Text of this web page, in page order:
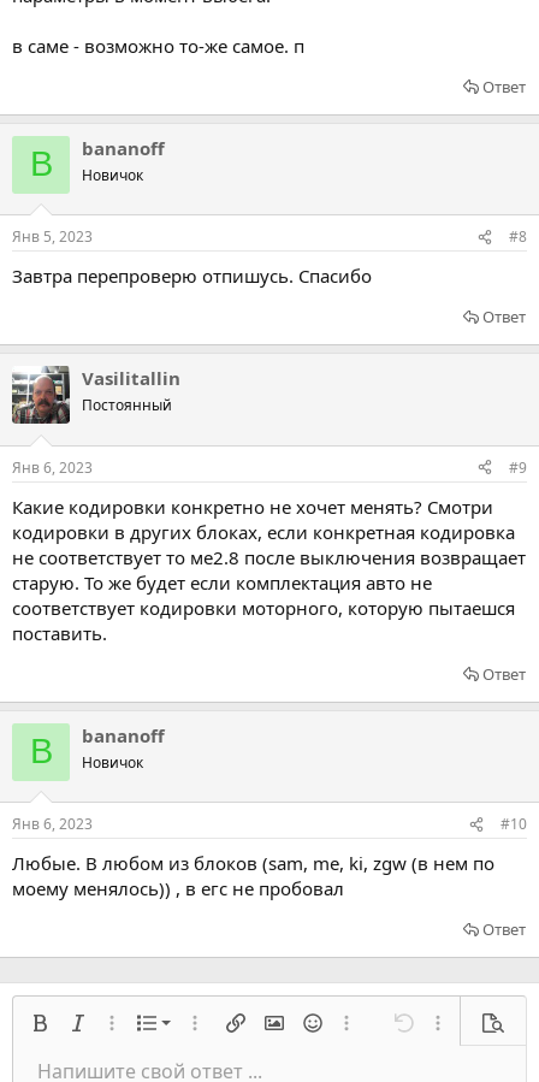
в саме - возможно то-же самое. п
Ответ
B bananoff
Новичок
Янв 5, 2023 #8
Завтра перепроверю отпишусь. Спасибо
Ответ
Vasilitallin
Постоянный
Янв 6, 2023 #9
Какие кодировки конкретно не хочет менять? Смотри
кодировки в других блоках, если конкретная кодировка
не соответствует то ме2.8 после выключения возвращает
старую. То же будет если комплектация авто не
соответствует кодировки моторного, которую пытаешся
поставить.
Ответ
B bananoff
Новичок
Янв 6, 2023 #10
Любые. В любом из блоков (sam, me, ki, zgw (в нем по
моему менялось)) , в егс не пробовал
Ответ
ЖирныйКурсивРасширенный режим...
СписокНумерованный список
Список
Расширенный режим...
Вставить ссылку
Вставить изображение
СмайлыРасширенный режим...
Отмена
Размер шрифта
9
Цвет текста
Семейство шрифтов
Arial
Перечёркнутый
Подчеркивание
Код в строку
ВыравниваниеВыровнять слева
Формат параграфа
Нормальный
ЦитатаМедиаВставить таблицу
Вставить горизонтальную линию
Спойлер
Код
Переделать
Переключить BB код
Удалить форматирование
ЧерновикиСохранить черновик
Напишите свой ответ ...